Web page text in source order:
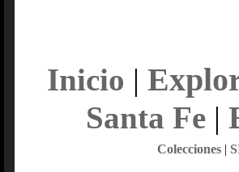
Inicio |
Santa Fe|
Colecciones|